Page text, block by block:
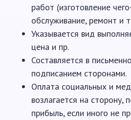
работ (изготовление
обслуживание, ремонт и
Указывается вид
цена и пр.
Составляется в
подписанием сторонами.
Оплата социальных и
возлагается на сторону,
прибыль, если иного не